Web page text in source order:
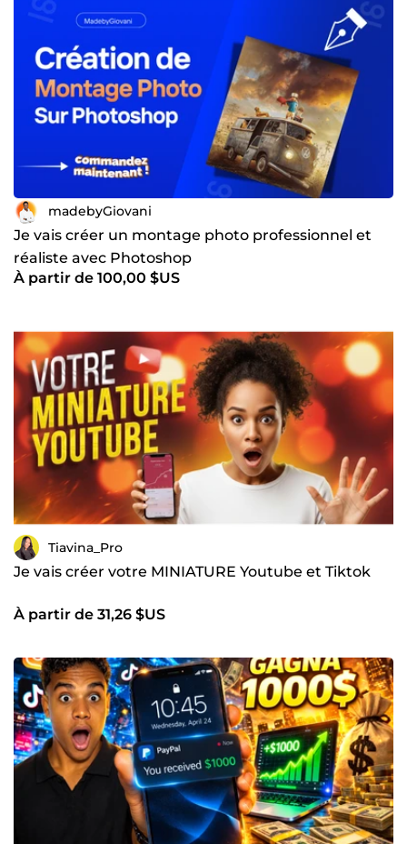
madebyGiovani
Je vais créer un montage photo professionnel et
réaliste avec Photoshop
À partir de 100,00 $US
Tiavina_Pro
Je vais créer votre MINIATURE Youtube et Tiktok
À partir de 31,26 $US